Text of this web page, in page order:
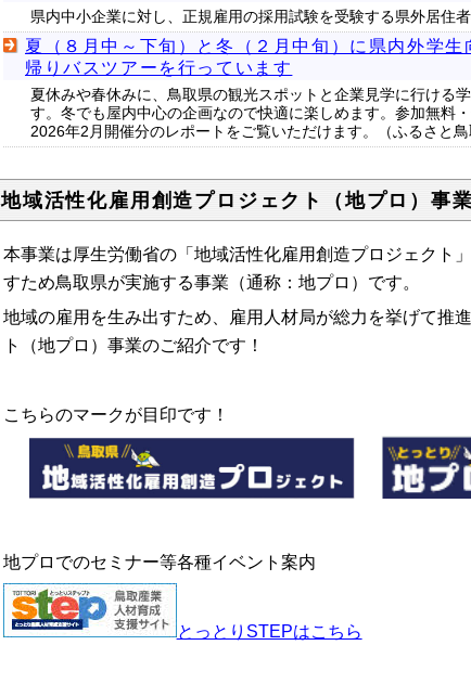
県内中小企業に対し、正規雇用の採用試験を受験する県外居住
夏（８月中～下旬）と冬（２月中旬）に県内外学生
帰りバスツアーを行っています
夏休みや春休みに、鳥取県の観光スポットと企業見学に行ける
す。冬でも屋内中心の企画なので快適に楽しめます。参加無料
2026年2月開催分のレポートをご覧いただけます。（ふるさと
地域活性化雇用創造プロジェクト（地プロ）事
本事業は厚生労働省の「地域活性化雇用創造プロジェクト
すため鳥取県が実施する事業（通称：地プロ）です。
地域の雇用を生み出すため、雇用人材局が総力を挙げて推
ト（地プロ）事業のご紹介です！
こちらのマークが目印です！
地プロでのセミナー等各種イベント案内
とっとりSTEPはこちら